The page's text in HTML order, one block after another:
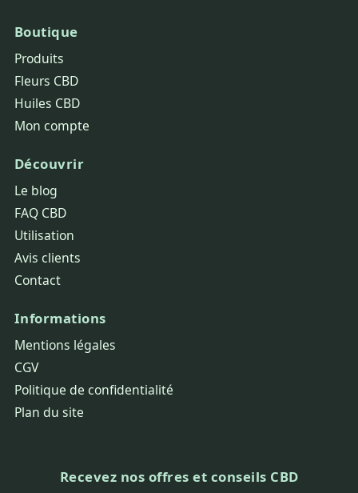
Boutique
Produits
Fleurs CBD
Huiles CBD
Mon compte
Découvrir
Le blog
FAQ CBD
Utilisation
Avis clients
Contact
Informations
Mentions légales
CGV
Politique de confidentialité
Plan du site
Recevez nos offres et conseils CBD